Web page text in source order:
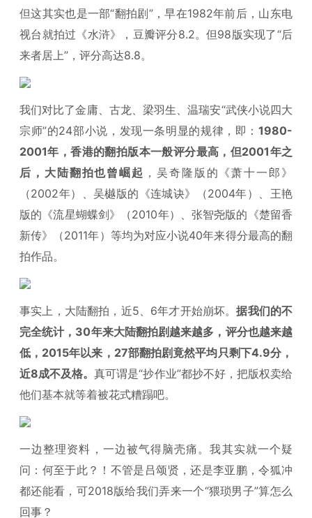
但这其实也是一部“翻拍剧”，早在1982年前后，山东电
视台就拍过《水浒》，豆瓣评分8.2。但98版实现了“后
来者居上”，评分高达8.8。
我们对比了金庸、古龙、梁羽生、温瑞安“武侠小说四大
宗师”的24部小说，发现一条明显的规律，即： 1980-
2001年，香港的翻拍版本一般评分最高，但2001年之
后，大陆翻拍也曾崛起 ，吴奇隆版的《萧十一郎》
（2002年）、吴樾版的《连城诀》（2004年）、王艳
版的《流星蝴蝶剑》（2010年）、张智尧版的《楚留香
新传》（2011年）等均为对应小说40年来得分最高的翻
拍作品。
事实上，大陆翻拍，近5、6年才开始崩坏。据我们的不
完全统计，30年来大陆翻拍剧越来越多，评分也越来越
低，2015年以来，27部翻拍剧竟然平均只剩下4.9分，
近8成不及格。真可谓是“抄作业”都抄不好，把版权卖给
他们基本就等着被花式糟蹋吧。
一边整理资料，一边被气得脑壳痛。我其实就一个疑
问：何至于此？！不管是吕颂贤，还是李亚鹏，令狐冲
都还能看，可2018版给我们弄来一个“猥琐男子”算怎么
回事？